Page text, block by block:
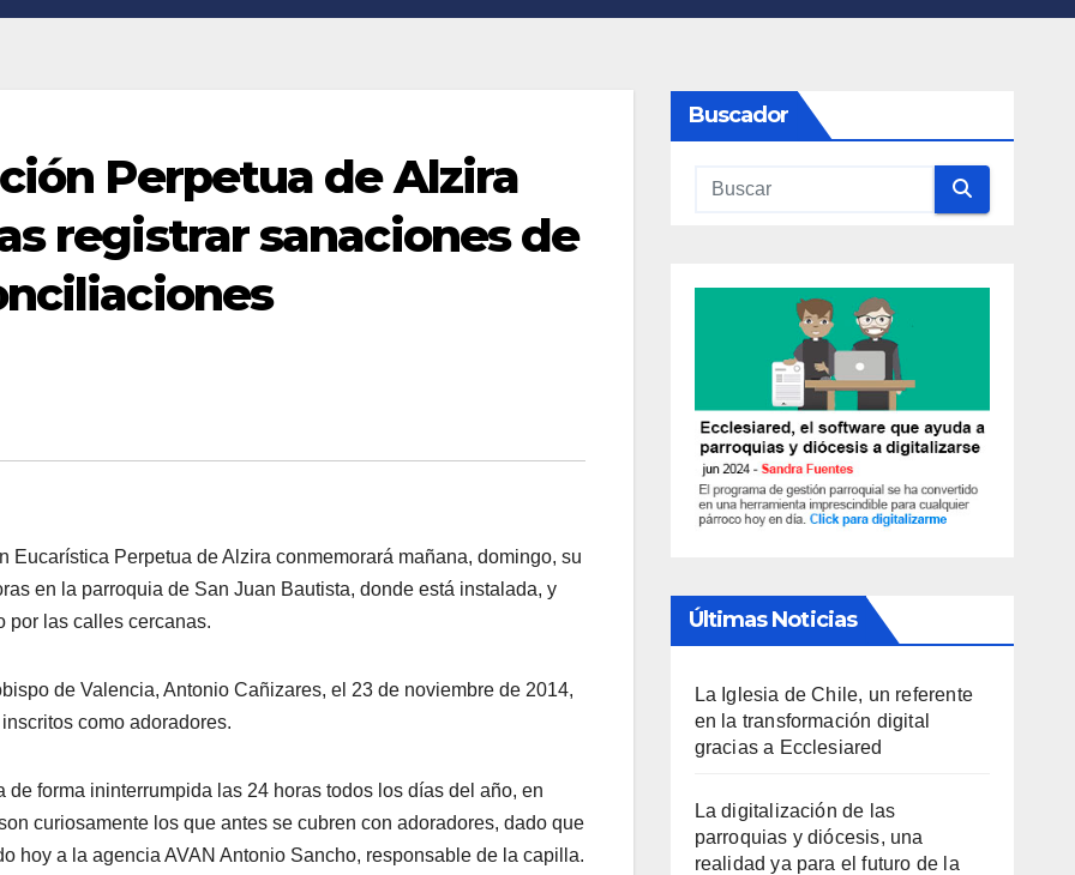
Perpetua de Alzira
registrar sanaciones de
Eucarística Perpetua de Alzira conmemorará mañana, domingo, su
en la parroquia de San Juan Bautista, donde está instalada, y
por las calles cercanas.
de Valencia, Antonio Cañizares, el 23 de noviembre de 2014,
como adoradores.
forma ininterrumpida las 24 horas todos los días del año, en
curiosamente los que antes se cubren con adoradores, dado que
hoy a la agencia AVAN Antonio Sancho, responsable de la capilla.
Buscador
Últimas Noticias
La Iglesia de Chile, un referente
en la transformación digital
gracias a Ecclesiared
La digitalización de las
parroquias y diócesis, una
realidad ya para el futuro de la